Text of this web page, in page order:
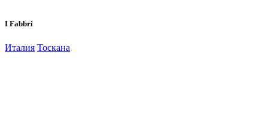
I Fabbri
Италия Тоскана